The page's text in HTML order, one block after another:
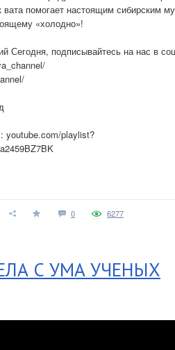
вата помогает настоящим сибирским
«холодно»!
Сегодня, подписывайтесь на нас в
youtube.com/playlist?
0 6277
С УМА УЧЕНЫХ